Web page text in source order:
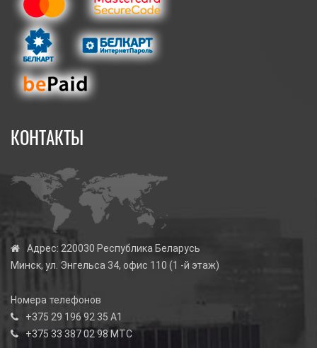
КОНТАКТЫ
Адрес: 220030 Республика Беларусь
Минск, ул. Энгельса 34, офис 110 (1 -й этаж)
Номера телефонов
+375 29 196 92 35 А1
+375 33 387 02 98МТС